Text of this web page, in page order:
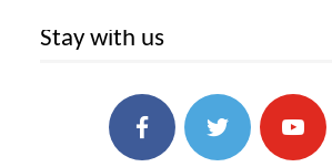
Stay with us